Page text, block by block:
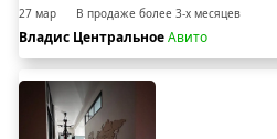
27 мар В продаже более 3-х месяцев
Владис ЦентральноеАвито